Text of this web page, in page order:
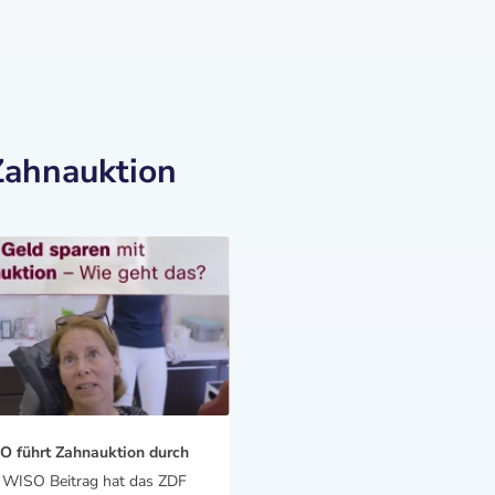
führt Zahnauktion durch
Beitrag hat das ZDF